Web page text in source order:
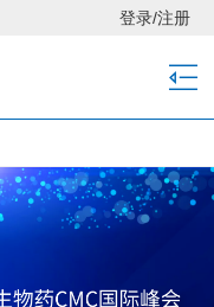
登录/注册